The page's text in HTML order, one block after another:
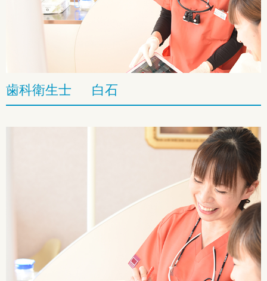
歯科衛生士 白石